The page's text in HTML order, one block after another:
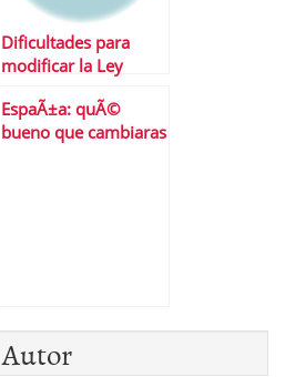
Dificultades para
modificar la Ley
EspaÃ±a: quÃ©
bueno que cambiaras
Autor